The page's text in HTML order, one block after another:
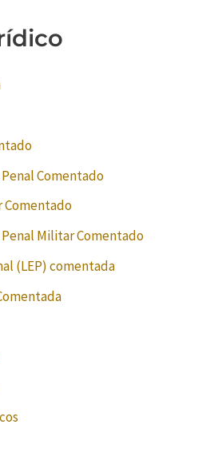
Comentado
Comentado
Militar Comentado
(LEP) comentada